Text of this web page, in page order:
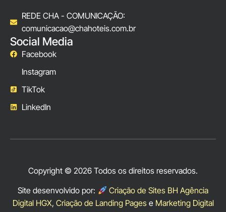
REDE CHA - COMUNICAÇÃO:
comunicacao@chahoteis.com.br
Social Media
Facebook
Instagram
TikTok
LinkedIn
Copyright © 2026 Todos os direitos reservados.
Site desenvolvido por:
Criação de Sites BH Agência
Digital HGX, Criação de Landing Pagese Marketing Digital